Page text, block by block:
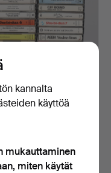
28
kannalta
käyttöä
mukauttaminen
miten käytät